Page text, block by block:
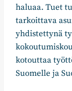
haluaa. Tuet
tarkoittava
yhdistettynä
kotouttaa
Suomelle ja